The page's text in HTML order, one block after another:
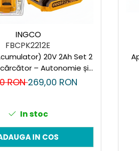
INGCO
FBCPK2212E
20V 2Ah Set 2
– Autonomie și
Eficiență
RON269,00 RON
In stoc
IN COS